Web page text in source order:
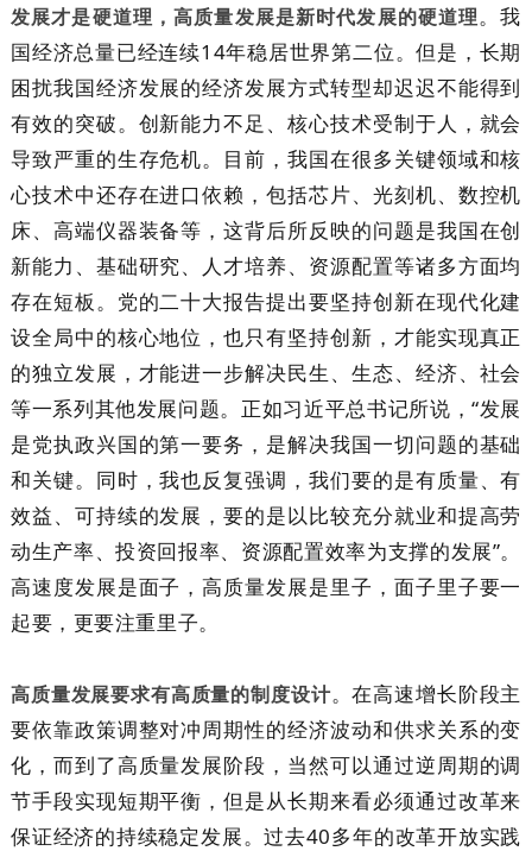
发展才是硬道理，高质量发展是新时代发展的硬道理。我
国经济总量已经连续14年稳居世界第二位。但是，长期
困扰我国经济发展的经济发展方式转型却迟迟不能得到
有效的突破。创新能力不足、核心技术受制于人，就会
导致严重的生存危机。目前，我国在很多关键领域和核
心技术中还存在进口依赖，包括芯片、光刻机、数控机
床、高端仪器装备等，这背后所反映的问题是我国在创
新能力、基础研究、人才培养、资源配置等诸多方面均
存在短板。党的二十大报告提出要坚持创新在现代化建
设全局中的核心地位，也只有坚持创新，才能实现真正
的独立发展，才能进一步解决民生、生态、经济、社会
等一系列其他发展问题。正如习近平总书记所说，“发展
是党执政兴国的第一要务，是解决我国一切问题的基础
和关键。同时，我也反复强调，我们要的是有质量、有
效益、可持续的发展，要的是以比较充分就业和提高劳
动生产率、投资回报率、资源配置效率为支撑的发展”。
高速度发展是面子，高质量发展是里子，面子里子要一
起要，更要注重里子。
高质量发展要求有高质量的制度设计。在高速增长阶段主
要依靠政策调整对冲周期性的经济波动和供求关系的变
化，而到了高质量发展阶段，当然可以通过逆周期的调
节手段实现短期平衡，但是从长期来看必须通过改革来
保证经济的持续稳定发展。过去40多年的改革开放实践